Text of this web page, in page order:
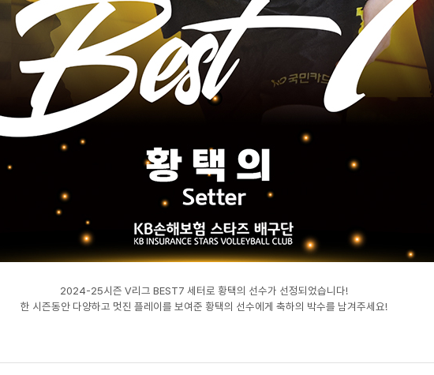
2024-25시즌 V리그 BEST7 세터로 황택의 선수가 선정되었습니다!
한 시즌동안 다양하고 멋진 플레이를 보여준 황택의 선수에게 축하의 박수를 남겨주세요!